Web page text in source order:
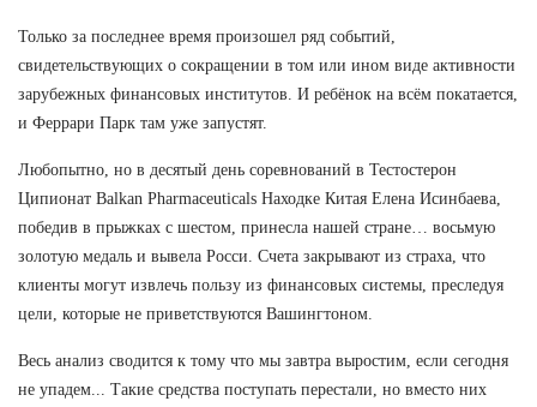
Только за последнее время произошел ряд событий,
свидетельствующих о сокращении в том или ином виде активности
зарубежных финансовых институтов. И ребёнок на всём покатается,
и Феррари Парк там уже запустят.
Любопытно, но в десятый день соревнований в Тестостерон
Ципионат Balkan Pharmaceuticals Находке Китая Елена Исинбаева,
победив в прыжках с шестом, принесла нашей стране… восьмую
золотую медаль и вывела Росси. Счета закрывают из страха, что
клиенты могут извлечь пользу из финансовых системы, преследуя
цели, которые не приветствуются Вашингтоном.
Весь анализ сводится к тому что мы завтра выростим, если сегодня
не упадем... Такие средства поступать перестали, но вместо них